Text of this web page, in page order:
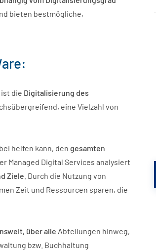
bieten bestmögliche,
die Digitalisierung des
eine Vielzahl von
helfen kann, den gesamten
Managed Digital Services analysiert
Ziele Durch die Nutzung von
Zeit und Ressourcen sparen, die
über alle Abteilungen hinweg,
bzw. Buchhaltung